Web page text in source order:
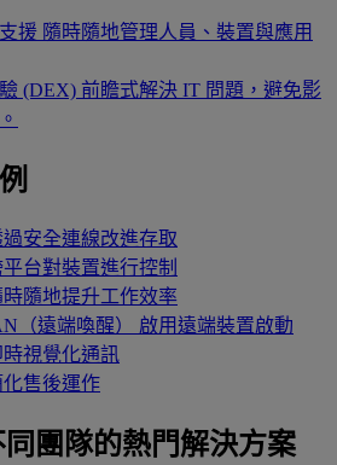
援 隨時隨地管理人員、裝置與應用
(DEX) 前瞻式解決 IT 問題，避免影
過安全連線改進存取
平台對裝置進行控制
時隨地提升工作效率
（遠端喚醒）
啟用遠端裝置啟動
時視覺化通訊
化售後運作
同團隊的熱門解決方案